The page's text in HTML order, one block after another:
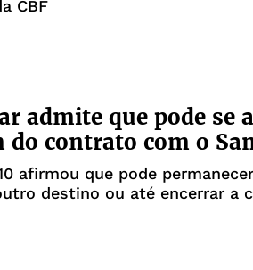
CBF
admite que pode se
do contrato com o
afirmou que pode
destino ou até encerrar a